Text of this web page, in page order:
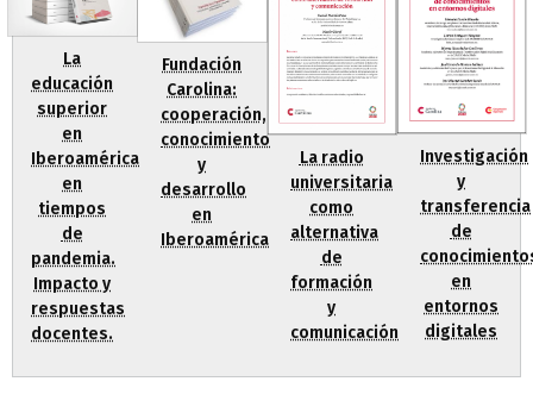
La
educación
superior
en
Iberoamérica
en
tiempos
de
pandemia.
Impacto y
respuestas
docentes.
Fundación
Carolina:
cooperación,
conocimiento
y
desarrollo
en
Iberoamérica
La radio
universitaria
como
alternativa
de
formación
y
comunicación
Investigación
y
transferencia
de
en
entornos
digitales